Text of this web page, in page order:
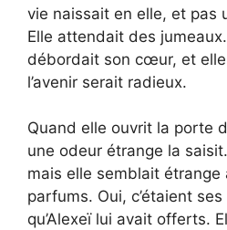
vie naissait en elle, et pas
Elle attendait des
débordait son cœur, et
l’avenir serait radieux.
Quand elle ouvrit la porte
une odeur étrange la
mais elle semblait étrange
parfums. Oui, c’étaient
qu’Alexeï lui avait offerts.